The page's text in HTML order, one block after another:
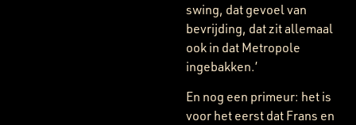
swing, dat gevoel van
bevrijding, dat zit allemaal
ook in dat Metropole
ingebakken.’
En nog een primeur: het is
voor het eerst dat Frans en